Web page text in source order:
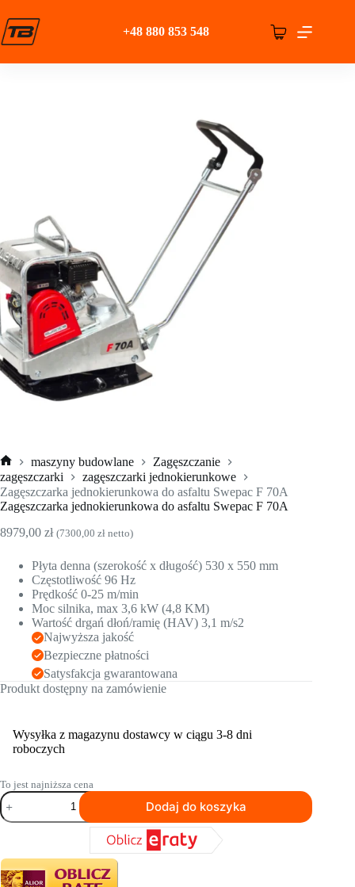
do
treści
+48 880 853 548 Koszyk
Strona
główna
maszyny budowlane
Zagęszczanie
zagęszczarki
zagęszczarki jednokierunkowe
Zagęszczarka jednokierunkowa do asfaltu Swepac F 70A
Zagęszczarka jednokierunkowa do asfaltu Swepac F 70A
8979,00 zł (7300,00 zł netto)
Płyta denna (szerokość x długość) 530 x 550 mm
Częstotliwość 96 Hz
Prędkość 0-25 m/min
Moc silnika, max 3,6 kW (4,8 KM)
Wartość drgań dłoń/ramię (HAV) 3,1 m/s2
Najwyższa jakość
Bezpieczne płatności
Satysfakcja gwarantowana
Produkt dostępny na zamówienie
Wysyłka z magazynu dostawcy w ciągu 3-8 dni
roboczych
To jest najniższa cena
ilość
Zagęszczarka
jednokierunkowa
Swepac
F
Dodaj do koszyka